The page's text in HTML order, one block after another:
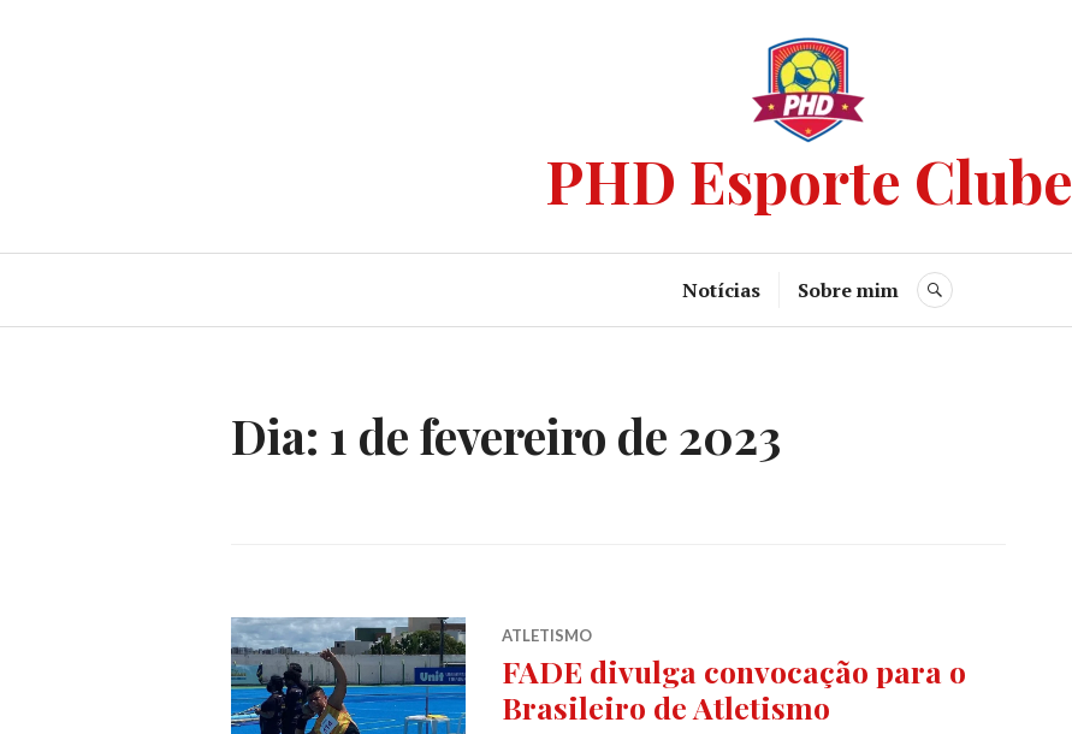
PHD Esporte Clube
Notícias Sobre mim
Dia: 1 de fevereiro de 2023
ATLETISMO
FADE divulga convocação para o
Brasileiro de Atletismo